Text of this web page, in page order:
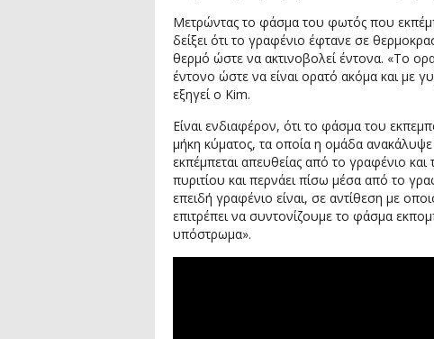
Μετρώντας το φάσμα του φωτός που
δείξει ότι το γραφένιο έφτανε σε
θερμό ώστε να ακτινοβολεί έντονα. «Το
έντονο ώστε να είναι ορατό ακόμα και με
εξηγεί ο Kim.
Είναι ενδιαφέρον, ότι το φάσμα του
μήκη κύματος, τα οποία η ομάδα
εκπέμπεται απευθείας από το γραφένιο
πυριτίου και περνάει πίσω μέσα από το
επειδή γραφένιο είναι, σε αντίθεση με
επιτρέπει να συντονίζουμε το φάσμα
υπόστρωμα».